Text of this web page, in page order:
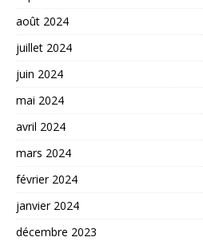
août 2024
juillet 2024
juin 2024
mai 2024
avril 2024
mars 2024
février 2024
janvier 2024
décembre 2023